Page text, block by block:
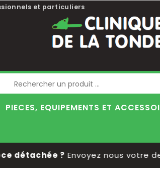
et particuliers
PIECES, EQUIPEMENTS ET
détachée ?Envoyez nous votre